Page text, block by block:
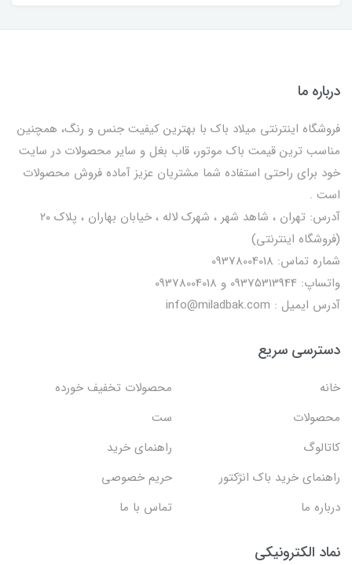
درباره ما
فروشگاه اینترنتی میلاد باک با بهترین کیفیت جنس و رنگ، همچنین
مناسب ترین قیمت باک موتور، قاب بغل و سایر محصولات در سایت
خود برای راحتی استفاده شما مشتریان عزیز آماده فروش محصولات
است .
آدرس: تهران ، شاهد شهر ، شهرک لاله ، خیابان بهاران ، پلاک ۲۰
(فروشگاه اینترنتی)
شماره تماس: 09378004018
واتساپ: 09375313944 و 09378004018
آدرس ایمیل : info@miladbak.com
دسترسی سریع
خانه
محصولات تخفیف خورده
محصولات
ست
کاتالوگ
راهنمای خرید
راهنمای خرید باک انژکتور
حریم خصوصی
درباره ما
تماس با ما
نماد الکترونیکی